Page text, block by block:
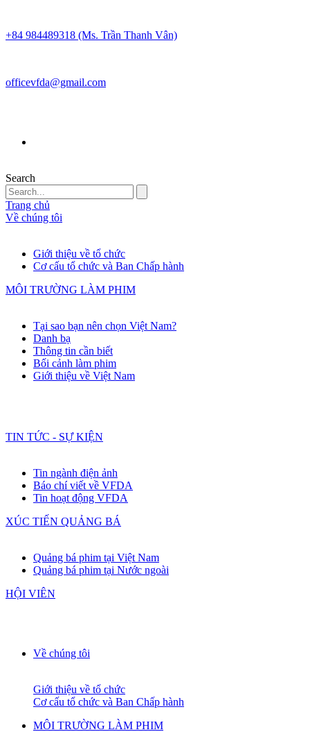
+84 984489318 (Ms. Trần Thanh Vân)
officevfda@gmail.com
Search
Trang chủ
Về chúng tôi
Giới thiệu về tổ chức
Cơ cấu tổ chức và Ban Chấp hành
MÔI TRƯỜNG LÀM PHIM
Tại sao bạn nên chọn Việt Nam?
Danh bạ
Thông tin cần biết
Bối cảnh làm phim
Giới thiệu về Việt Nam
TIN TỨC - SỰ KIỆN
Tin ngành điện ảnh
Báo chí viết về VFDA
Tin hoạt động VFDA
XÚC TIẾN QUẢNG BÁ
Quảng bá phim tại Việt Nam
Quảng bá phim tại Nước ngoài
HỘI VIÊN
Về chúng tôi
Giới thiệu về tổ chức
Cơ cấu tổ chức và Ban Chấp hành
MÔI TRƯỜNG LÀM PHIM